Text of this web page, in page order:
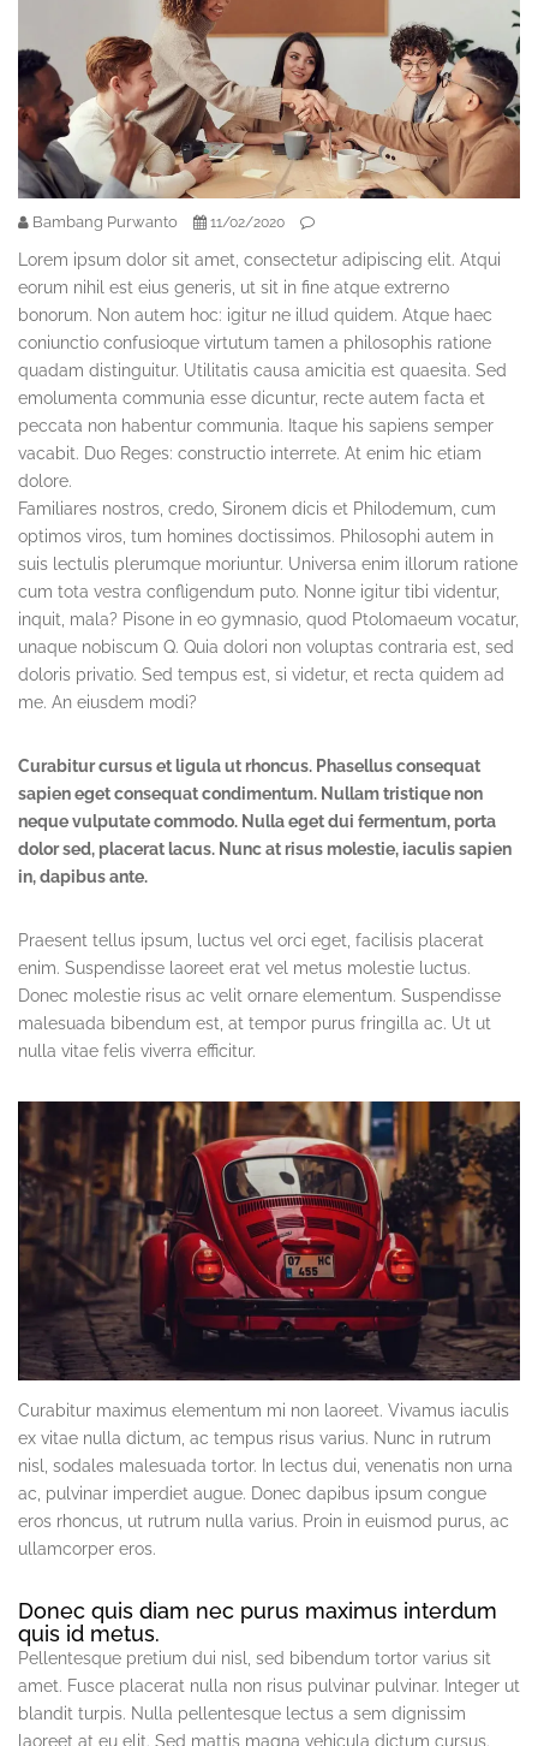
Bambang Purwanto 11/02/2020
Lorem ipsum dolor sit amet, consectetur adipiscing elit. Atqui
eorum nihil est eius generis, ut sit in fine atque extrerno
bonorum. Non autem hoc: igitur ne illud quidem. Atque haec
coniunctio confusioque virtutum tamen a philosophis ratione
quadam distinguitur. Utilitatis causa amicitia est quaesita. Sed
emolumenta communia esse dicuntur, recte autem facta et
peccata non habentur communia. Itaque his sapiens semper
vacabit. Duo Reges: constructio interrete. At enim hic etiam
dolore.
Familiares nostros, credo, Sironem dicis et Philodemum, cum
optimos viros, tum homines doctissimos. Philosophi autem in
suis lectulis plerumque moriuntur. Universa enim illorum ratione
cum tota vestra confligendum puto. Nonne igitur tibi videntur,
inquit, mala? Pisone in eo gymnasio, quod Ptolomaeum vocatur,
unaque nobiscum Q. Quia dolori non voluptas contraria est, sed
doloris privatio. Sed tempus est, si videtur, et recta quidem ad
me. An eiusdem modi?
Curabitur cursus et ligula ut rhoncus. Phasellus consequat
sapien eget consequat condimentum. Nullam tristique non
neque vulputate commodo. Nulla eget dui fermentum, porta
dolor sed, placerat lacus. Nunc at risus molestie, iaculis sapien
in, dapibus ante.
Praesent tellus ipsum, luctus vel orci eget, facilisis placerat
enim. Suspendisse laoreet erat vel metus molestie luctus.
Donec molestie risus ac velit ornare elementum. Suspendisse
malesuada bibendum est, at tempor purus fringilla ac. Ut ut
nulla vitae felis viverra efficitur.
Curabitur maximus elementum mi non laoreet. Vivamus iaculis
ex vitae nulla dictum, ac tempus risus varius. Nunc in rutrum
nisl, sodales malesuada tortor. In lectus dui, venenatis non urna
ac, pulvinar imperdiet augue. Donec dapibus ipsum congue
eros rhoncus, ut rutrum nulla varius. Proin in euismod purus, ac
ullamcorper eros.
Donec quis diam nec purus maximus interdum
quis id metus.
Pellentesque pretium dui nisl, sed bibendum tortor varius sit
amet. Fusce placerat nulla non risus pulvinar pulvinar. Integer ut
blandit turpis. Nulla pellentesque lectus a sem dignissim
laoreet at eu elit. Sed mattis magna vehicula dictum cursus.